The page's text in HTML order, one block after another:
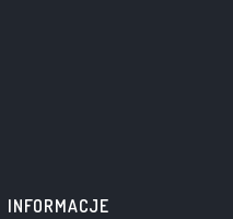
INFORMACJE